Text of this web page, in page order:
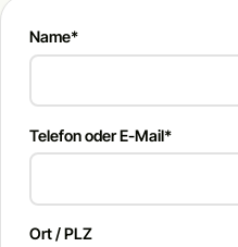
Name*
Telefon oder E-Mail*
Ort / PLZ